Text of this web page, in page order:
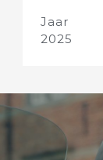
Jaar
2025